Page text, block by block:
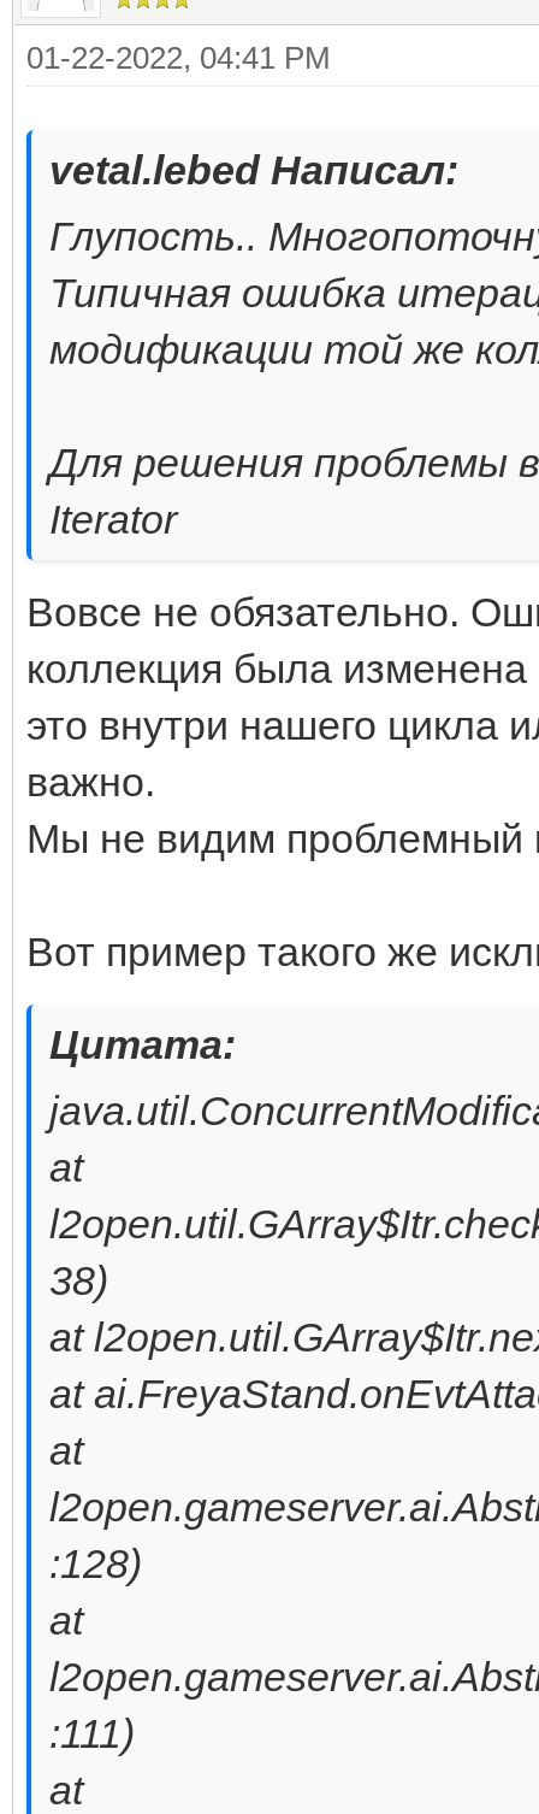
01-22-2022, 04:41 PM
vetal.lebed Написал:
Глупость..
Типичная ошибка
модификации той же
Для решения проблемы
Iterator
Вовсе не обязательно.
коллекция была
это внутри нашего цикла
важно.
Мы не видим проблемный
Вот пример такого же
Цитата:
at
38)
at
at
at
:128)
at
:111)
at